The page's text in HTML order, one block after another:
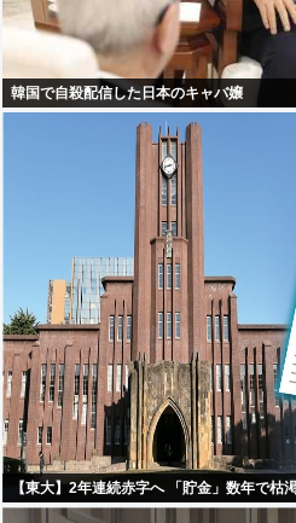
韓国で自殺配信した日本のキャバ嬢
【東大】2年連続赤字へ 「貯金」数年で枯